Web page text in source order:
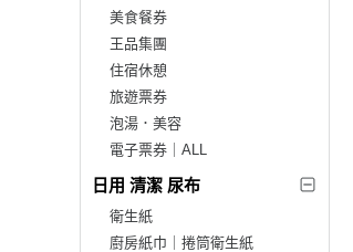
美食餐券
王品集團
住宿休憩
旅遊票券
泡湯．美容
電子票券｜ALL
日用 清潔 尿布
衛生紙
廚房紙巾｜捲筒衛生紙